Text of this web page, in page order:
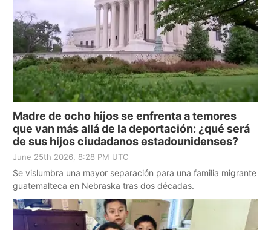
Madre de ocho hijos se enfrenta a temores
que van más allá de la deportación: ¿qué será
de sus hijos ciudadanos estadounidenses?
June 25th 2026, 8:28 PM UTC
Se vislumbra una mayor separación para una familia migrante
guatemalteca en Nebraska tras dos décadas.